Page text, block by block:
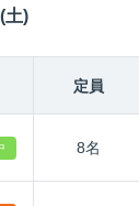
土)
定員
8名